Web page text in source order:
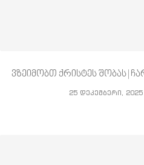
ვზეიმობთ ქრისტეს შობას |
25 დეკემბერი, 2025